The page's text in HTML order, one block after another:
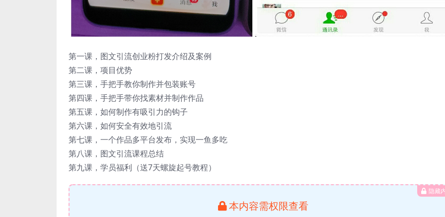
第一课，图文引流创业粉打发介绍及案例
第二课，项目优势
第三课，手把手教你制作并包装账号
第四课，手把手带你找素材并制作作品
第五课，如何制作有吸引力的钩子
第六课，如何安全有效地引流
第七课，一个作品多平台发布，实现一鱼多吃
第八课，图文引流课程总结
第九课，学员福利（送7天螺旋起号教程）
隐藏
本内容需权限查看